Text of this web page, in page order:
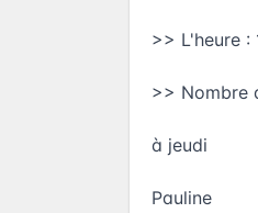
>> L'heure :
>> Nombre
à jeudi
Pauline